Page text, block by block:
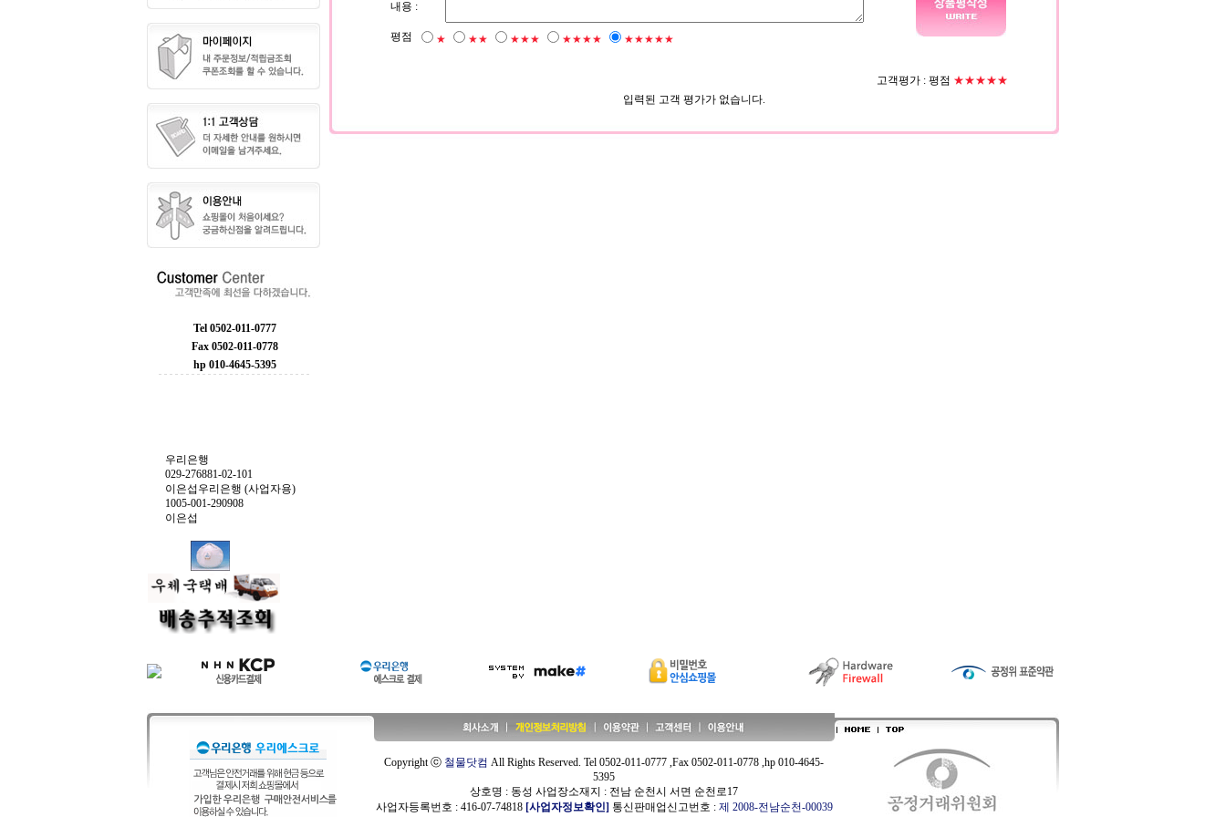
Tel 0502-011-0777
Fax 0502-011-0778
hp 010-4645-5395
우리은행
029-276881-02-101
이은섭우리은행 (사업자용)
1005-001-290908
이은섭
내용 :
평점 ★ ★★ ★★★ ★★★★ ★★★★★
고객평가 : 평점 ★★★★★
입력된 고객 평가가 없습니다.
Copyright ⓒ 철물닷컴 All Rights Reserved. Tel 0502-011-0777 ,Fax 0502-011-0778 ,hp 010-4645-
5395
상호명 : 동성 사업장소재지 : 전남 순천시 서면 순천로17
사업자등록번호 : 416-07-74818 [사업자정보확인] 통신판매업신고번호 : 제 2008-전남순천-00039